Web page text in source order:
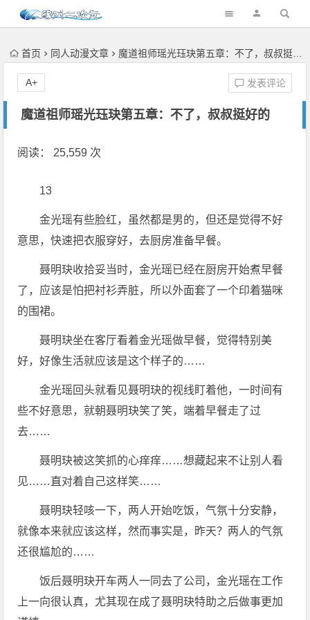
首页 同人动漫文章 魔道祖师瑶光珏玦第五章：不了，叔叔挺好的
魔道祖师瑶光珏玦第五章：不了，叔叔挺好的
发表评论
A+
阅读： 25,559 次
13
金光瑶有些脸红，虽然都是男的，但还是觉得不好
意思，快速把衣服穿好，去厨房准备早餐。
聂明玦收拾妥当时，金光瑶已经在厨房开始煮早餐
了，应该是怕把衬衫弄脏，所以外面套了一个印着猫咪
的围裙。
聂明玦坐在客厅看着金光瑶做早餐，觉得特别美
好，好像生活就应该是这个样子的……
金光瑶回头就看见聂明玦的视线盯着他，一时间有
些不好意思，就朝聂明玦笑了笑，端着早餐走了过
去……
聂明玦被这笑抓的心痒痒……想藏起来不让别人看
见……直对着自己这样笑……
聂明玦轻咳一下，两人开始吃饭，气氛十分安静，
就像本来就应该这样，然而事实是，昨天？两人的气氛
还很尴尬的……
饭后聂明玦开车两人一同去了公司，金光瑶在工作
上一向很认真，尤其现在成了聂明玦特助之后做事更加